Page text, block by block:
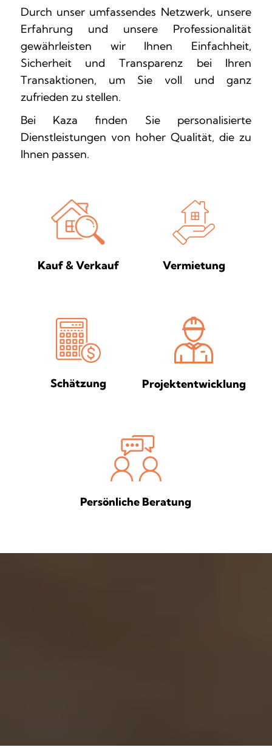
Durch unser umfassendes Netzwerk, unsere
Erfahrung und unsere Professionalität
gewährleisten wir Ihnen Einfachheit,
Sicherheit und Transparenz bei Ihren
Transaktionen, um Sie voll und ganz
zufrieden zu stellen.
Bei Kaza finden Sie personalisierte
Dienstleistungen von hoher Qualität, die zu
Ihnen passen.
Kauf & Verkauf Vermietung
Schätzung Projektentwicklung
Persönliche Beratung